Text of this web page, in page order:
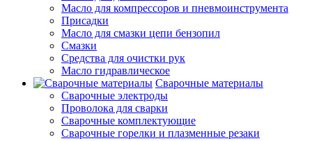
Масло для компрессоров и пневмоинструмента
Присадки
Масло для смазки цепи бензопил
Смазки
Средства для очистки рук
Масло гидравлическое
Сварочные материалы
Сварочные электроды
Проволока для сварки
Сварочные комплектующие
Сварочные горелки и плазменные резаки